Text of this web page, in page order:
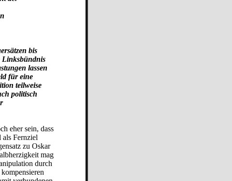
bis
Linksbündnis
lassen
für eine
teilweise
politisch
eher sein, dass
als Fernziel
zu Oskar
mag
durch